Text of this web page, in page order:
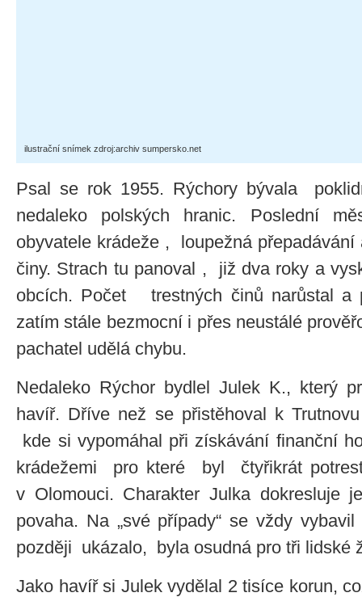
ilustrační snímek zdroj:archiv sumpersko.net
Psal se rok 1955. Rýchory bývala
nedaleko polských hranic. Poslední
obyvatele krádeže , loupežná
činy. Strach tu panoval , již dva roky a
obcích. Počet trestných činů narůstal a
zatím stále bezmocní i přes neustálé
pachatel udělá chybu.
Nedaleko Rýchor bydlel Julek K., který
havíř. Dříve než se přistěhoval k
kde si vypomáhal při získávání finanční
krádežemi pro které byl čtyřikrát
v Olomouci. Charakter Julka dokresluje
povaha. Na „své případy“ se vždy
později ukázalo, byla osudná pro tři lidské
Jako havíř si Julek vydělal 2 tisíce korun,